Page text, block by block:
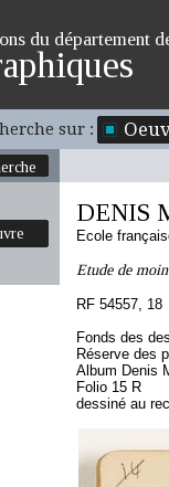
du département
sur :
DENIS
Ecole
Etude de
RF 54557, 18
Fonds des
Réserve des
Album Denis
Folio 15 R
dessiné au